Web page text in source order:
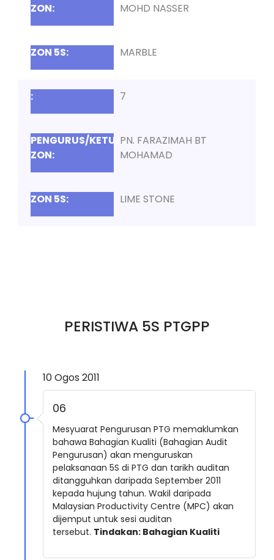
MOHD NASSER
MARBLE
7
PN. FARAZIMAH BT
MOHAMAD
LIME STONE
PERISTIWA 5S PTGPP
10 Ogos 2011
06
Mesyuarat Pengurusan PTG memaklumkan
bahawa Bahagian Kualiti (Bahagian Audit
Pengurusan) akan menguruskan
pelaksanaan 5S di PTG dan tarikh auditan
ditangguhkan daripada September 2011
kepada hujung tahun. Wakil daripada
Malaysian Productivity Centre (MPC) akan
dijemput untuk sesi auditan
tersebut. Tindakan: Bahagian Kualiti